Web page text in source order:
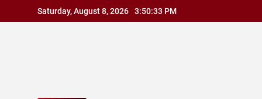
to
Saturday, August 8, 2026 3:50:35 PM